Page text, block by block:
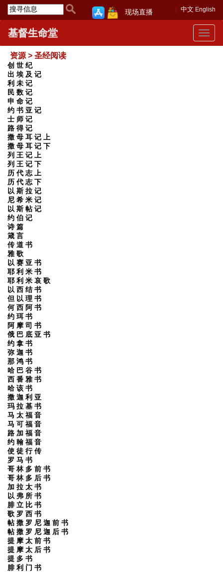
中文 English
现场直播
Toggle
基督生命堂
资源 > 圣经阅读
创 世 纪
出 埃 及 记
利 未 记
民 数 记
申 命 记
约 书 亚 记
士 师 记
路 得 记
撒 母 耳 记 上
撒 母 耳 记 下
列 王 记 上
列 王 记 下
历 代 志 上
历 代 志 下
以 斯 拉 记
尼 希 米 记
以 斯 帖 记
约 伯 记
诗 篇
箴 言
传 道 书
雅 歌
以 赛 亚 书
耶 利 米 书
耶 利 米 哀 歌
以 西 结 书
但 以 理 书
何 西 阿 书
约 珥 书
阿 摩 司 书
俄 巴 底 亚 书
约 拿 书
弥 迦 书
那 鸿 书
哈 巴 谷 书
西 番 雅 书
哈 该 书
撒 迦 利 亚
玛 拉 基 书
马 太 福 音
马 可 福 音
路 加 福 音
约 翰 福 音
使 徒 行 传
罗 马 书
哥 林 多 前 书
哥 林 多 后 书
加 拉 太 书
以 弗 所 书
腓 立 比 书
歌 罗 西 书
帖 撒 罗 尼 迦 前 书
帖 撒 罗 尼 迦 后 书
提 摩 太 前 书
提 摩 太 后 书
提 多 书
腓 利 门 书